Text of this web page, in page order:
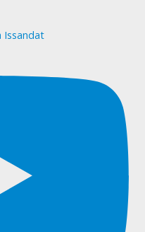
Issandat